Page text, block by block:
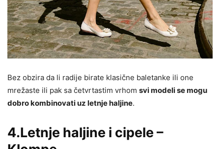
Bez obzira da li radije birate klasične baletanke ili one
mrežaste ili pak sa četvrtastim vrhom svi modeli se mogu
dobro kombinovati uz letnje haljine.
4.Letnje haljine i cipele –